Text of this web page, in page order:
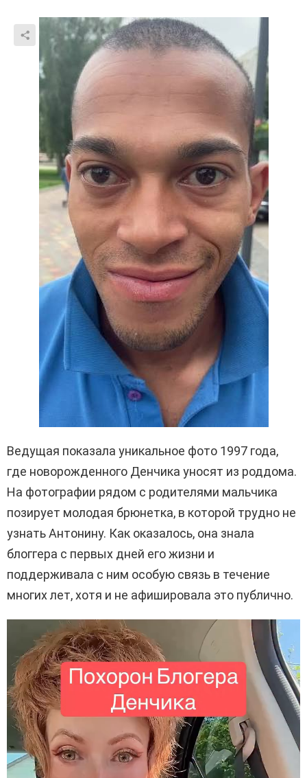
Ведущая показала уникальное фото 1997 года,
где новорожденного Денчика уносят из роддома.
На фотографии рядом с родителями мальчика
позирует молодая брюнетка, в которой трудно не
узнать Антонину. Как оказалось, она знала
блоггера с первых дней его жизни и
поддерживала с ним особую связь в течение
многих лет, хотя и не афишировала это публично.
д
е
о
л
е